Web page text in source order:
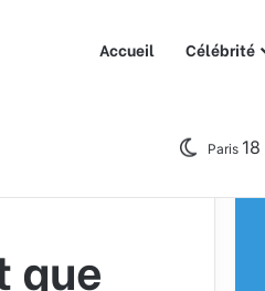
Accueil Célébrité
Paris 18
que